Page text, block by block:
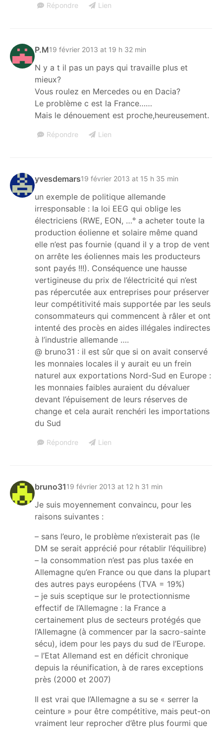
Répondre Lien
P.M19 février 2013 at 19 h 32 min
N y a t il pas un pays qui travaille plus et
mieux?
Vous roulez en Mercedes ou en Dacia?
Le problème c est la France……
Mais le dénouement est proche,heureusement.
Répondre Lien
yvesdemars19 février 2013 at 15 h 35 min
un exemple de politique allemande
irresponsable : la loi EEG qui oblige les
électriciens (RWE, EON, …° a acheter toute la
production éolienne et solaire même quand
elle n’est pas fournie (quand il y a trop de vent
on arrête les éoliennes mais les producteurs
sont payés !!!). Conséquence une hausse
vertigineuse du prix de l’électricité qui n’est
pas répercutée aux entreprises pour préserver
leur compétitivité mais supportée par les seuls
consommateurs qui commencent à râler et ont
intenté des procès en aides illégales indirectes
à l’industrie allemande ….
@ bruno31 : il est sûr que si on avait conservé
les monnaies locales il y aurait eu un frein
naturel aux exportations Nord-Sud en Europe :
les monnaies faibles auraient du dévaluer
devant l’épuisement de leurs réserves de
change et cela aurait renchéri les importations
du Sud
Répondre Lien
bruno3119 février 2013 at 12 h 31 min
Je suis moyennement convaincu, pour les
raisons suivantes :
– sans l’euro, le problème n’existerait pas (le
DM se serait apprécié pour rétablir l’équilibre)
– la consommation n’est pas plus taxée en
Allemagne qu’en France ou que dans la plupart
des autres pays européens (TVA = 19%)
– je suis sceptique sur le protectionnisme
effectif de l’Allemagne : la France a
certainement plus de secteurs protégés que
l’Allemagne (à commencer par la sacro-sainte
sécu), idem pour les pays du sud de l’Europe.
– l’Etat Allemand est en déficit chronique
depuis la réunification, à de rares exceptions
près (2000 et 2007)
Il est vrai que l’Allemagne a su se « serrer la
ceinture » pour être compétitive, mais peut-on
vraiment leur reprocher d’être plus fourmi que